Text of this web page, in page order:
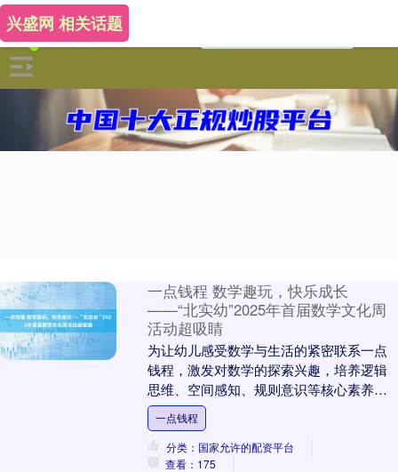
兴盛网 相关话题
一点钱程 数学趣玩，快乐成长
——“北实幼”2025年首届数学文化周
活动超吸睛
为让幼儿感受数学与生活的紧密联系一点
钱程，激发对数学的探索兴趣，培养逻辑
思维、空间感知、规则意识等核心素养，
连日来，北碚实验幼儿园教育集团以“数学
趣玩，快乐成长....
一点钱程
分类：国家允许的配资平台
查看：175